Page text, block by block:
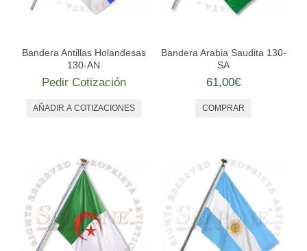
Bandera Antillas Holandesas
130-AN
Pedir Cotización
Bandera Arabia Saudita 130-
SA
61,00€